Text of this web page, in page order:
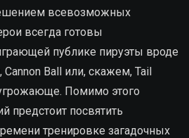
всевозможных
всегда готовы
публике пируэты вроде
Cannon Ball или, скажем, Tail
Помимо этого
предстоит посвятить
тренировке загадочных